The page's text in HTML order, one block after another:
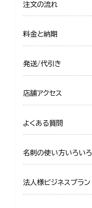
注文の流れ
料金と納期
発送/代引き
店舗アクセス
よくある質問
名刺の使い方いろいろ
法人様ビジネスプラン